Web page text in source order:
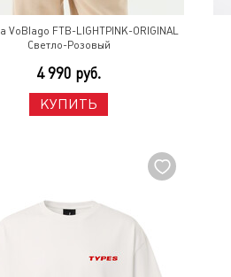
VoBlago FTB-LIGHTPINK-ORIGINAL
Светло-Розовый
4 990 руб.
КУПИТЬ